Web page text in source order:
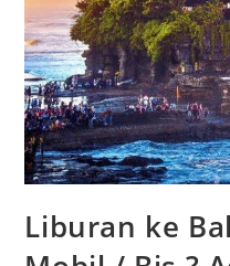
Liburan ke